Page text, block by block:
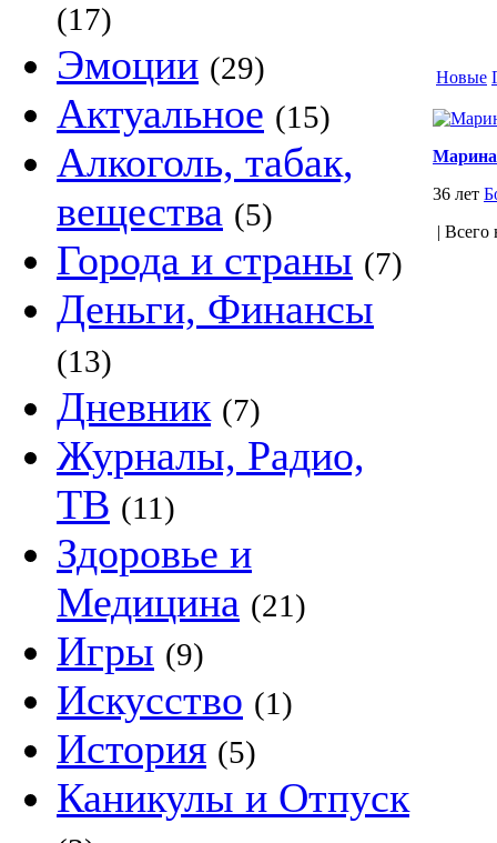
(17)
Эмоции (29)
Актуальное (15)
Алкоголь, табак,
вещества (5)
Города и страны (7)
Деньги, Финансы
(13)
Дневник (7)
Журналы, Радио,
ТВ (11)
Здоровье и
Медицина (21)
Игры (9)
Искусство (1)
История (5)
Каникулы и Отпуск
Новые
Марина
36 лет
| Всего